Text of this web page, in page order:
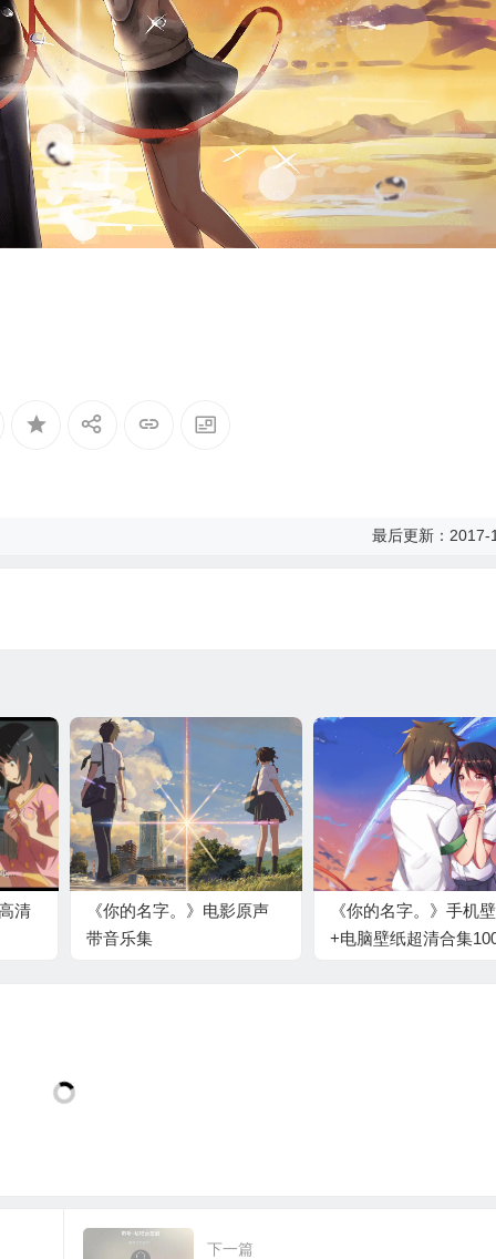
最后更新：2017-
清
《你的名字。》电影原声
带音乐集
《你的名字。》手机
+电脑壁纸超清合集
下一篇